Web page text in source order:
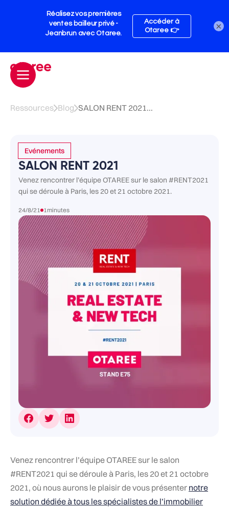
Ressources Blog SALON RENT 2021...
Evénements
SALON RENT 2021
Venez rencontrer l’équipe OTAREE sur le salon #RENT2021
qui se déroule à Paris, les 20 et 21 octobre 2021.
24/8/21 1minutes
Venez rencontrer l’équipe OTAREE sur le salon
#RENT2021 qui se déroule à Paris, les 20 et 21 octobre
2021, où nous aurons le plaisir de vous présenter notre
solution dédiée à tous les spécialistes de l’immobilier
×